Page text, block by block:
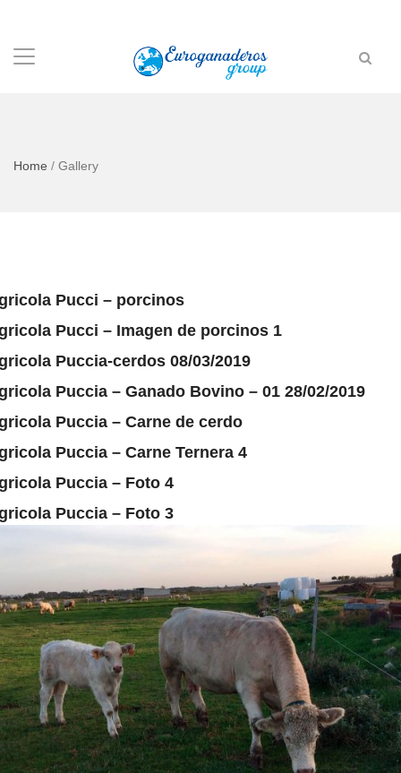
Home / Gallery
Pucci – porcinos
Pucci – Imagen de porcinos 1
Puccia-cerdos 08/03/2019
Puccia – Ganado Bovino – 01 28/02/2019
Puccia – Carne de cerdo
Puccia – Carne Ternera 4
Puccia – Foto 4
Puccia – Foto 3